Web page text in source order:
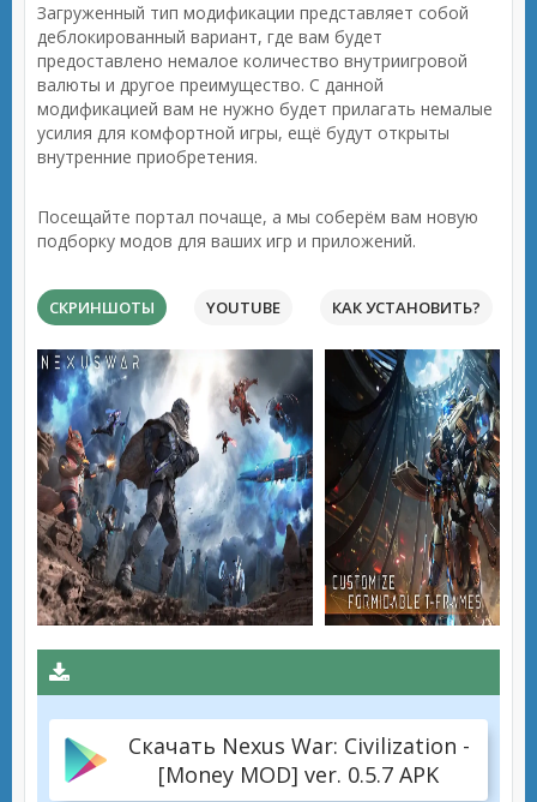
Загруженный тип модификации представляет собой
деблокированный вариант, где вам будет
предоставлено немалое количество внутриигровой
валюты и другое преимущество. С данной
модификацией вам не нужно будет прилагать немалые
усилия для комфортной игры, ещё будут открыты
внутренние приобретения.
Посещайте портал почаще, а мы соберём вам новую
подборку модов для ваших игр и приложений.
СКРИНШОТЫ YOUTUBE КАК УСТАНОВИТЬ?
Скачать Nexus War: Civilization -
[Money MOD] ver. 0.5.7 APK